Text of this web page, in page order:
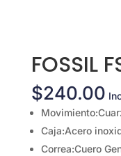
FOSSIL
$240.00
Caja:Acero
Correa:Cuero